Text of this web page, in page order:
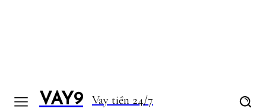
VAY9 Vay tiền 24/7